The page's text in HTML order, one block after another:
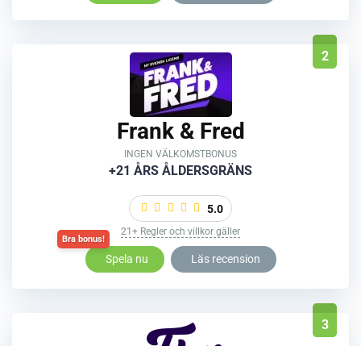
2
Frank & Fred
INGEN VÄLKOMSTBONUS
+21 ÅRS ÅLDERSGRÄNS
5.0
21+ Regler och villkor gäller
Spela nu Läs recension
3